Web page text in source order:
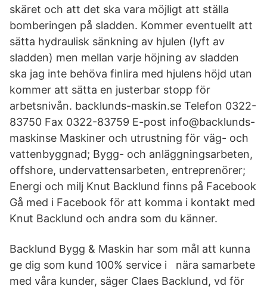
skäret och att det ska vara möjligt att ställa
bomberingen på sladden. Kommer eventuellt att
sätta hydraulisk sänkning av hjulen (lyft av
sladden) men mellan varje höjning av sladden
ska jag inte behöva finlira med hjulens höjd utan
kommer att sätta en justerbar stopp för
arbetsnivån. backlunds-maskin.se Telefon 0322-
83750 Fax 0322-83759 E-post info@backlunds-
maskinse Maskiner och utrustning för väg- och
vattenbyggnad; Bygg- och anläggningsarbeten,
offshore, undervattensarbeten, entreprenörer;
Energi och milj Knut Backlund finns på Facebook
Gå med i Facebook för att komma i kontakt med
Knut Backlund och andra som du känner.
Backlund Bygg & Maskin har som mål att kunna
ge dig som kund 100% service i nära samarbete
med våra kunder, säger Claes Backlund, vd för